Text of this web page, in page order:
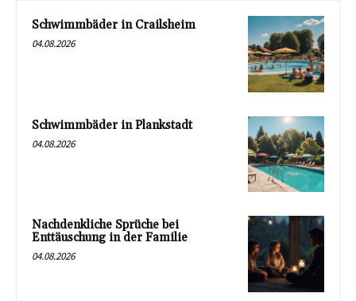
Schwimmbäder in Crailsheim
04.08.2026
Schwimmbäder in Plankstadt
04.08.2026
Nachdenkliche Sprüche bei
Enttäuschung in der Familie
04.08.2026